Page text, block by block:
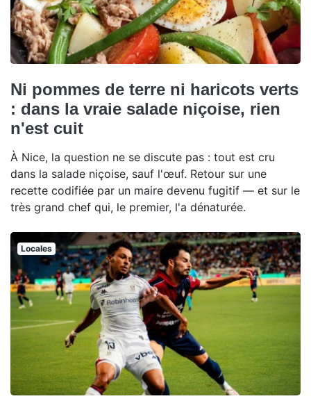
Ni pommes de terre ni haricots verts
: dans la vraie salade niçoise, rien
n'est cuit
À Nice, la question ne se discute pas : tout est cru
dans la salade niçoise, sauf l'œuf. Retour sur une
recette codifiée par un maire devenu fugitif — et sur le
très grand chef qui, le premier, l'a dénaturée.
Locales